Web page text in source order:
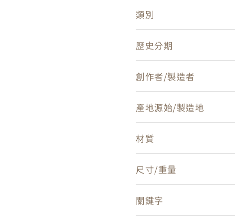
類別
歷史分期
創作者/製造者
產地源始/製造地
材質
尺寸/重量
關鍵字